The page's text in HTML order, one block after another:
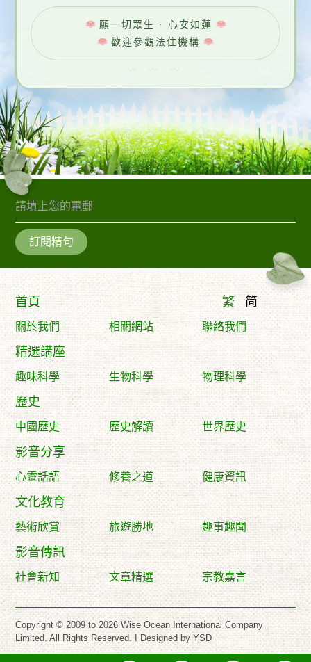
願一切眾生 · 心安如蓮
歡迎參觀法住機構
訂閱精句
首頁 简
繁
關於我們 相關網站 聯絡我們
精選講座
趣味科學 生物科學 物理科學
歷史
中國歷史 歷史解讀 世界歷史
影音分享
心靈話語 修養之道 健康資訊
文化教育
藝術欣賞 旅遊勝地 趣事趣聞
影音傳訊
社會新知 文章精選 宗教嘉言
Copyright © 2009 to 2026 Wise Ocean International Company
Limited. All Rights Reserved. IDesigned by YSD